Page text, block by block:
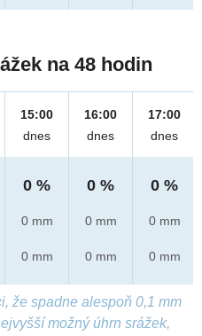
na 48 hodin
15:00
dnes
0 %
0 mm
0 mm
16:00
dnes
0 %
0 mm
0 mm
17:00
dnes
0 %
0 mm
0 mm
že spadne alespoň 0,1 mm
možný úhrn srážek,